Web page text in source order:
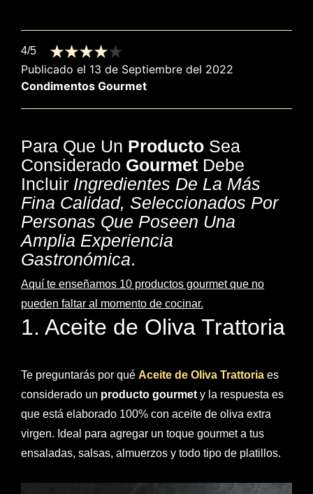
4/5
Publicado el 13 de Septiembre del 2022
Condimentos Gourmet
Para Que Un Producto Sea
Considerado Gourmet Debe
Incluir Ingredientes De La Más
Fina Calidad, Seleccionados Por
Personas Que Poseen Una
Amplia Experiencia
Gastronómica.
Aquí te enseñamos 10 productos gourmet que no
pueden faltar al momento de cocinar.
1. Aceite de Oliva Trattoria
Te preguntarás por qué Aceite de Oliva Trattoria es
considerado un producto gourmet y la respuesta es
que está elaborado 100% con aceite de oliva extra
virgen. Ideal para agregar un toque gourmet a tus
ensaladas, salsas, almuerzos y todo tipo de platillos.